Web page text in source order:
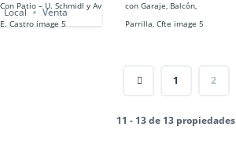
Local
Venta
1 2
11 - 13 de 13 propiedades